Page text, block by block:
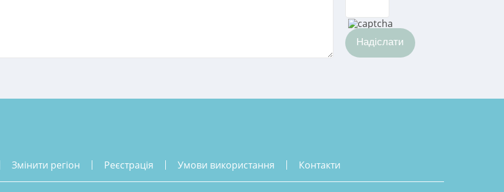
Надіслати
змінити регіон реєстрація умови використання контакти